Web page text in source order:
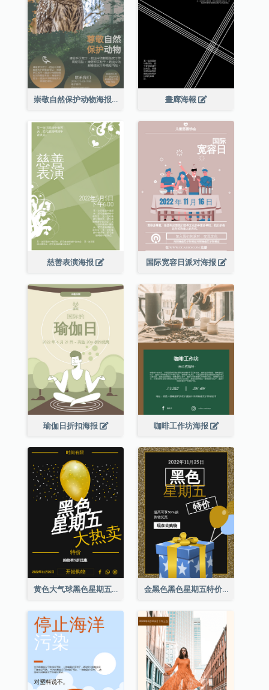
崇敬自然保护动物海报 畫廊海報
慈善表演海报 国际宽容日派对海报
瑜伽日折扣海报 咖啡工作坊海报
黄色大气球黑色星期五特价海报 金黑色黑色星期五特价海报